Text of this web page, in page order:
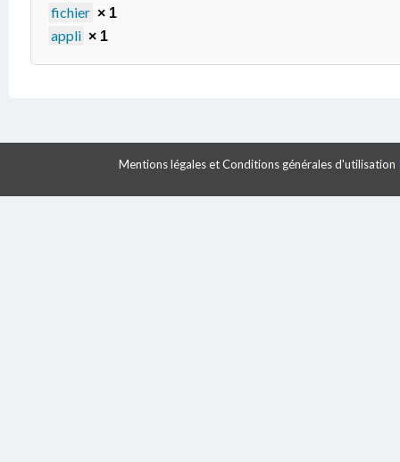
fichier × 1
appli × 1
Mentions légales et Conditions générales d'utilisation